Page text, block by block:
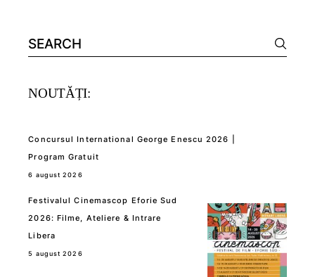
Search
for:
NOUTĂȚI:
Concursul International George Enescu 2026 |
Program Gratuit
6 august 2026
Festivalul Cinemascop Eforie Sud
2026: Filme, Ateliere & Intrare
Libera
5 august 2026